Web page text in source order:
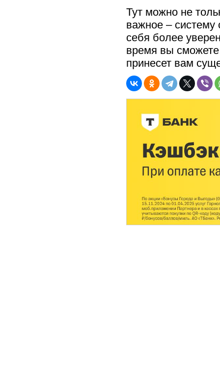
Тут можно не
важное – систему
себя более
время вы сможете
принесет вам